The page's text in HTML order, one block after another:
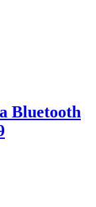
Bluetooth